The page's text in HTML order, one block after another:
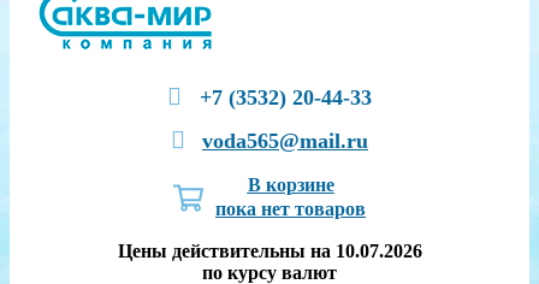
+7 (3532) 20-44-33
voda565@mail.ru
В корзине
пока нет товаров
Цены действительны на 10.07.2026
по курсу валют